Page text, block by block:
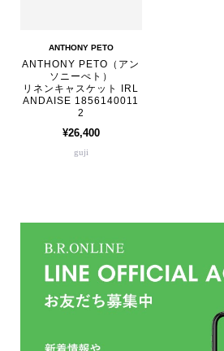
ANTHONY PETO
ANTHONY PETO（アン
ソニーぺト）
リネンキャスケット IRL
ANDAISE 1856140011
2
¥26,400
guji